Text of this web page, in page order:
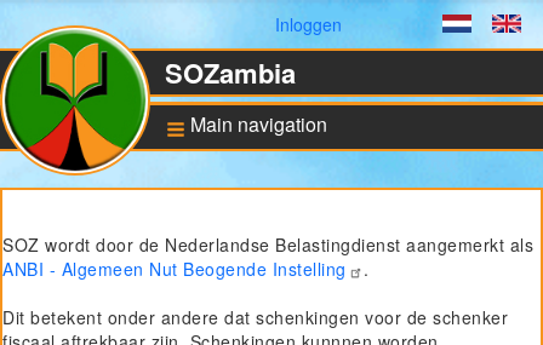
Dutch
Gebruikersmenu
Inloggen
SOZambia
Main navigation
De situatie in Zambia
Educatie en sociale
Bankrekening en ANBI
SOZ wordt door de Nederlandse Belastingdienst aangemerkt als
ANBI - Algemeen Nut Beogende Instelling
.
Dit betekent onder andere dat schenkingen voor de schenker